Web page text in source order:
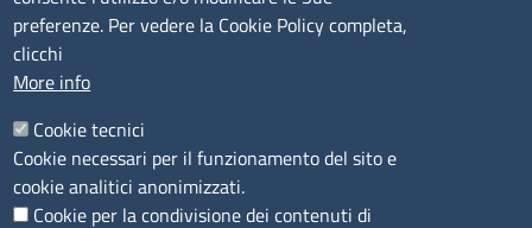
Camera di Commercio, Industria, Artigianato e
Agricoltura di Sassari
P.IVA01047570906
Codice Fiscale 80000930901
Codice Univoco per le fatture elettroniche
preferenze. Per vedere la Cookie Policy completa,
clicchi
More info
Cookie tecnici
Cookie necessari per il funzionamento del sito e
cookie analitici anonimizzati.
Cookie per la condivisione dei contenuti di